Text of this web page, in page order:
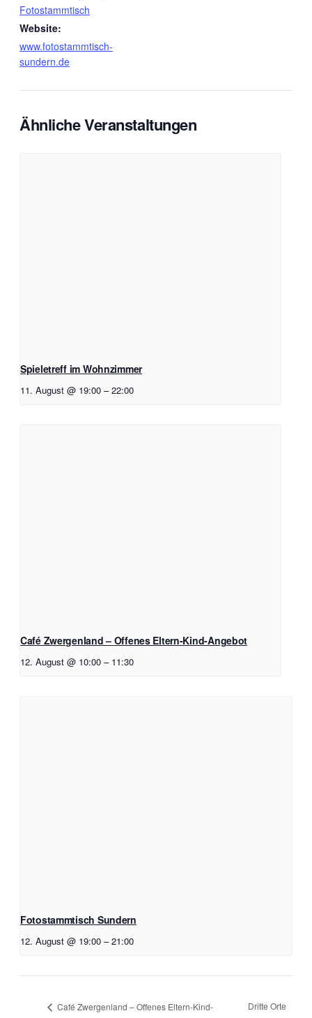
Fotostammtisch
Website:
www.fotostammtisch-
sundern.de
Ähnliche Veranstaltungen
Spieletreff im Wohnzimmer
11. August @ 19:00 – 22:00
Café Zwergenland – Offenes Eltern-Kind-Angebot
12. August @ 10:00 – 11:30
Fotostammtisch Sundern
12. August @ 19:00 – 21:00
Café Zwergenland – Offenes Eltern-Kind-
Dritte Orte